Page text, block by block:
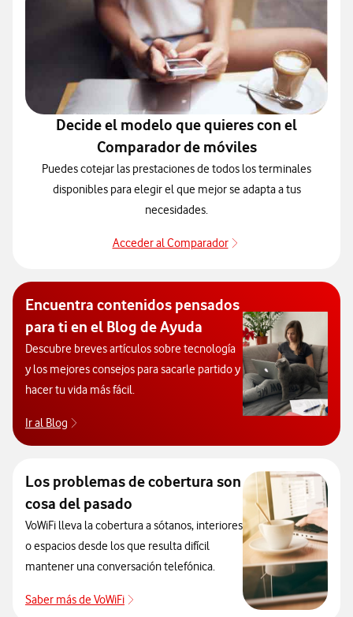
Decide el modelo que quieres con el
Comparador de móviles
Puedes cotejar las prestaciones de todos los terminales
disponibles para elegir el que mejor se adapta a tus
necesidades.
Acceder al Comparador
Encuentra contenidos pensados
para ti en el Blog de Ayuda
Descubre breves artículos sobre tecnología
y los mejores consejos para sacarle partido y
hacer tu vida más fácil.
Ir al Blog
Los problemas de cobertura son
cosa del pasado
VoWiFi lleva la cobertura a sótanos, interiores
o espacios desde los que resulta difícil
mantener una conversación telefónica.
Saber más de VoWiFi
Pulsar para consultar el servicio que